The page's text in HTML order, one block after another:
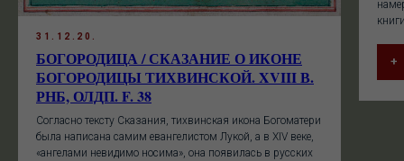
31.12.20.
БОГОРОДИЦА / СКАЗАНИЕ О ИКОНЕ
БОГОРОДИЦЫ ТИХВИНСКОЙ. XVIII В.
РНБ, ОЛДП. F. 38
Согласно тексту Сказания, тихвинская икона Богоматери
была написана самим евангелистом Лукой, а в XIV веке,
«ангелами невидимо носима», она появилась в русских
+